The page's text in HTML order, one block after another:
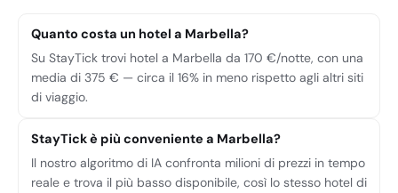
Quanto costa un hotel a Marbella?
Su StayTick trovi hotel a Marbella da 170 €/notte, con una
media di 375 € — circa il 16% in meno rispetto agli altri siti
di viaggio.
StayTick è più conveniente a Marbella?
Il nostro algoritmo di IA confronta milioni di prezzi in tempo
reale e trova il più basso disponibile, così lo stesso hotel di